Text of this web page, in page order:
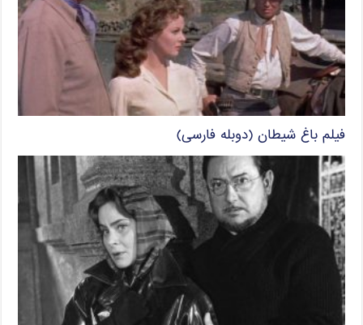
فیلم باغ شیطان (دوبله فارسی)